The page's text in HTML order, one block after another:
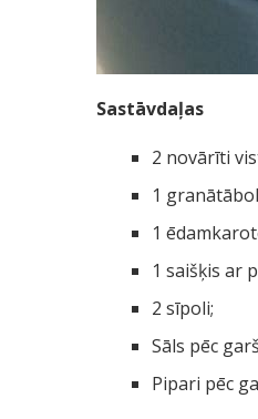
Sastāvdaļas
2 novārīti
1
1
1 saišķis ar
2 sīpoli;
Sāls pēc
Pipari pēc